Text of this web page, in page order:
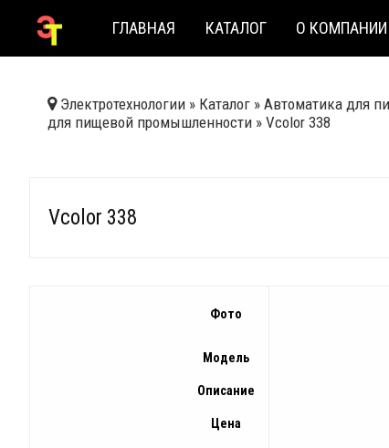
ГЛАВНАЯ КАТАЛОГ О КОМПАНИИ
Электротехнологии » Каталог » Автоматика для
для пищевой промышленности » Vcolor 338
Vcolor 338
Фото
Модель
Описание
Цена